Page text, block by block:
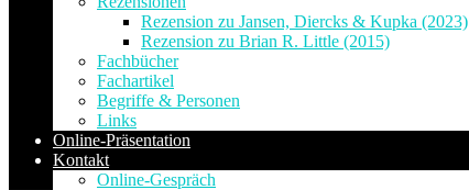
Rezension zu Jansen, Diercks & Kupka (2023)
Rezension zu Brian R. Little (2015)
Fachbücher
Fachartikel
Begriffe & Personen
Links
Online-Präsentation
Kontakt
Online-Gespräch